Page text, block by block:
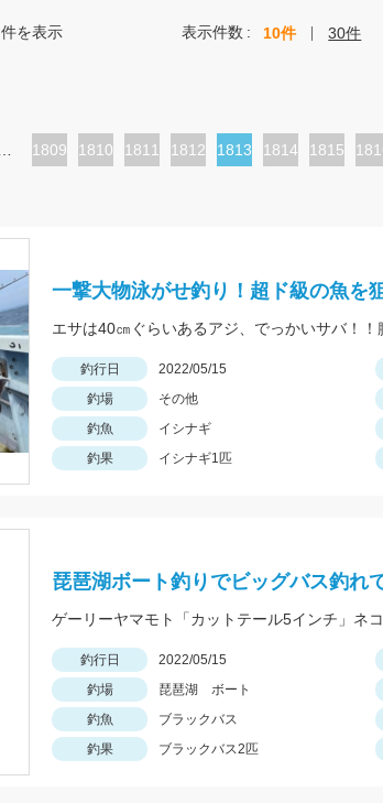
件を表示 表示件数 10件 30件
ペ
1809
ペ
1810
ペ
1811
ペ
1812
カ
ペ
1813
ペ
1814
ペ
1815
ペ
一撃大物泳がせ釣り！超ド級の魚を
釣行日 2022/05/15
釣場
その他
釣魚
イシナギ
釣果
イシナギ1匹
琵琶湖ボート釣りでビッグバス釣れ
ゲーリーヤマモト「カットテール5インチ」ネ
釣行日 2022/05/15
釣場
琵琶湖 ボート
釣魚
ブラックバス
釣果
ブラックバス2匹